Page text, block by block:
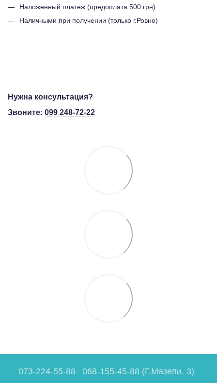
Наложенный платеж (предоплата 500 грн)
Наличными при получении (только г.Ровно)
Нужна консультация?
Звоните: 099 248-72-22
073-224-55-88
068-155-45-88 (Г.Мазепи, 3)